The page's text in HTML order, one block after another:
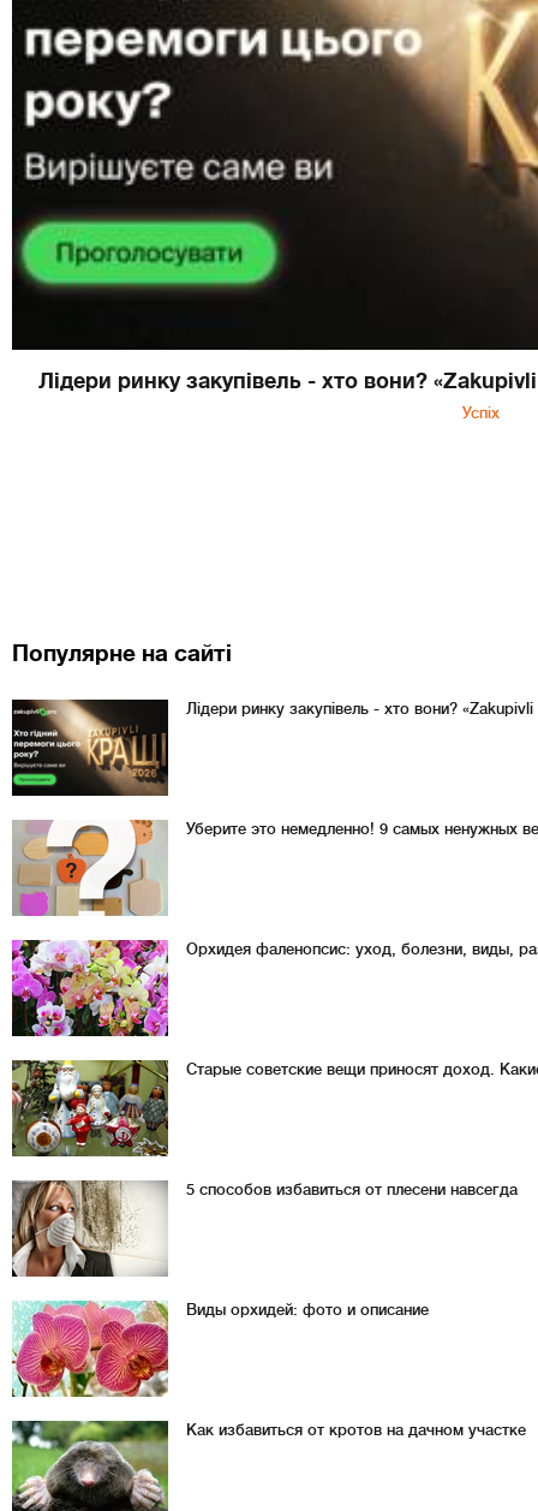
Лідери ринку закупівель - хто вони?
Успіх
Популярне на сайті
Лідери ринку закупівель - хто вони?
Уберите это немедленно! 9 самых ненужных
Орхидея фаленопсис: уход, болезни, виды,
Старые советские вещи приносят доход.
5 способов избавиться от плесени навсегда
Виды орхидей: фото и описание
Как избавиться от кротов на дачном участке